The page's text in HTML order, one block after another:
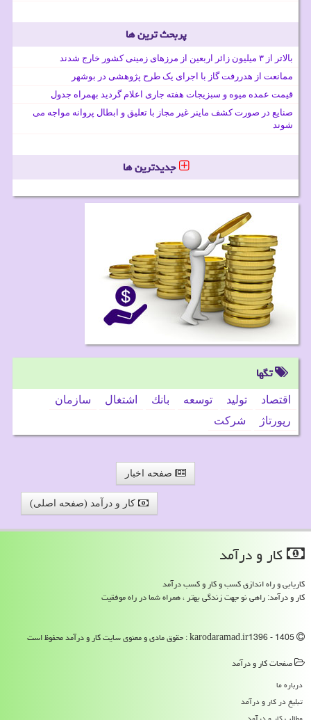
پربحث ترین ها
بالاتر از ۳ میلیون زائر اربعین از مرزهای زمینی کشور خارج شدند
ممانعت از هدررفت گاز با اجرای یک طرح پژوهشی در بوشهر
قیمت عمده میوه و سبزیجات هفته جاری اعلام گردید بهمراه جدول
صنایع در صورت کشف ماینر غیر مجاز با تعلیق و ابطال پروانه مواجه می
شوند
جدیدترین ها
تگها
اقتصاد تولید توسعه بانك اشتغال
سازمان
رپورتاژ
شركت
صفحه اخبار
کار و درآمد (صفحه اصلی)
كار و درآمد
کاریابی و راه اندازی کسب و کار و کسب درآمد
کار و درآمد: راهی نو جهت زندگی بهتر ، همراه شما در راه موفقیت
صفحات كار و درآمد
درباره ما
تبلیغ در كار و درآمد